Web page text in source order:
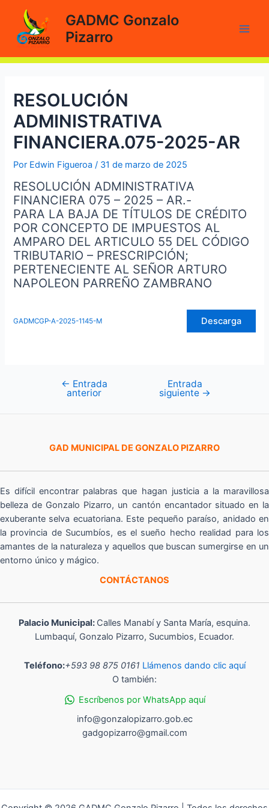
contenido
GADMC Gonzalo
Pizarro
RESOLUCIÓN
ADMINISTRATIVA
FINANCIERA.075-2025-AR
Por Edwin Figueroa/ 31 de marzo de 2025
RESOLUCIÓN ADMINISTRATIVA
FINANCIERA 075 – 2025 – AR.-
PARA LA BAJA DE TÍTULOS DE CRÉDITO
POR CONCEPTO DE IMPUESTOS AL
AMPARO DEL ARTICULO 55 DEL CÓDIGO
TRIBUTARIO – PRESCRIPCIÓN;
PERTENECIENTE AL SEÑOR ARTURO
NAPOLEON PARREÑO ZAMBRANO
GADMCGP-A-2025-1145-M Descarga
Navegación
← Entrada
anterior
Entrada
siguiente →
GAD MUNICIPAL DE GONZALO PIZARRO
Es difícil encontrar palabras que hagan justicia a la maravillosa
belleza de Gonzalo Pizarro, un cantón encantador situado en la
exuberante selva ecuatoriana. Este pequeño paraíso, anidado en
la provincia de Sucumbíos, es el sueño hecho realidad para los
amantes de la naturaleza y aquellos que buscan sumergirse en un
entorno único y mágico.
CONTÁCTANOS
Palacio Municipal: Calles Manabí y Santa María, esquina.
Lumbaquí, Gonzalo Pizarro, Sucumbios, Ecuador.
Teléfono:+593 98 875 0161 Llámenos dando clic aquí
O también:
Escríbenos por WhatsApp aquí
info@gonzalopizarro.gob.ec
gadgopizarro@gmail.com